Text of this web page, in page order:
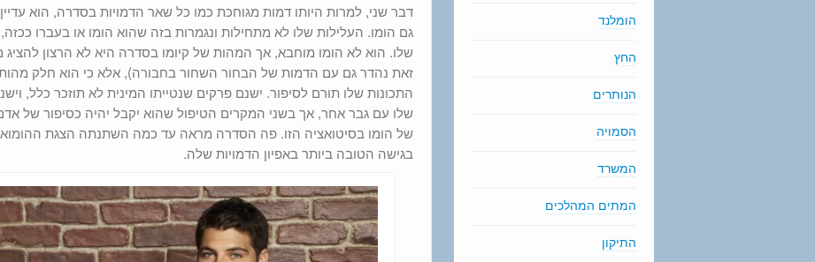
דבר שני, למרות היותו דמות מגוחכת כמו כל שאר הדמויות בסדרה, הוא
גם הומו. העלילות שלו לא מתחילות ונגמרות בזה שהוא הומו או בעברו
שלו. הוא לא הומו מוחבא, אך המהות של קיומו בסדרה היא לא הרצון להציג
זאת נהדר גם עם הדמות של הבחור השחור בחבורה), אלא כי הוא חלק
התכונות שלו תורם לסיפור. ישנם פרקים שנטייתו המינית לא תוזכר כלל,
שלו עם גבר אחר, אך בשני המקרים הטיפול שהוא יקבל יהיה כסיפור של
של הומו בסיטואציה הזו. פה הסדרה מראה עד כמה השתנתה הצגת
בגישה הטובה ביותר באפיון הדמויות שלה.
הומלנד
החץ
הנותרים
הסמויה
המשרד
המתים המהלכים
התיקון